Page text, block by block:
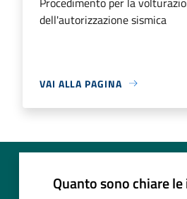
dell'autorizzazione sismica
VAI ALLA PAGINA
Quanto sono chiare